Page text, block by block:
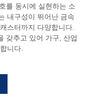
를 동시에 실현하는 소
내구성이 뛰어난 금속
스터까지 다양합니다.
갖추고 있어 가구, 산업
니다.